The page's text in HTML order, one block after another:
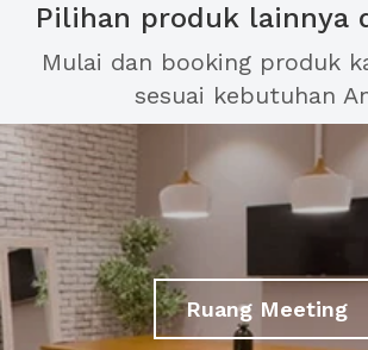
Pilihan produk lainnya
Mulai dan booking produk
sesuai kebutuhan
Ruang Meeting